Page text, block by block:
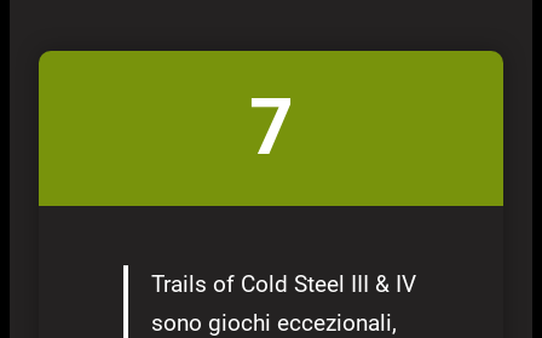
7
Trails of Cold Steel III & IV
sono giochi eccezionali,